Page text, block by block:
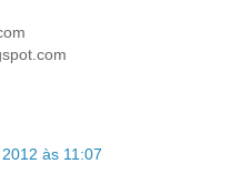
às 11:07